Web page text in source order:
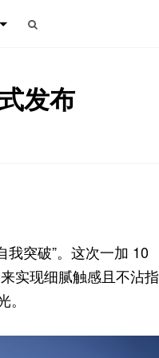
发布
我突破”。这次一加 10
实现细腻触感且不沾指